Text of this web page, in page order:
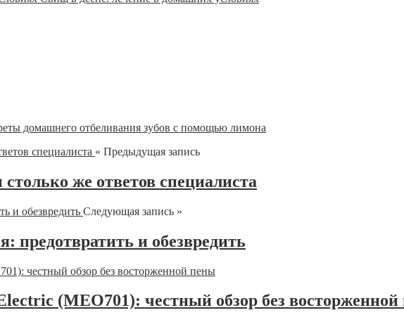
домашнего отбеливания зубов с помощью лимона
« Предыдущая запись
же ответов специалиста
Следующая запись »
предотвратить и обезвредить
(MEO701): честный обзор без